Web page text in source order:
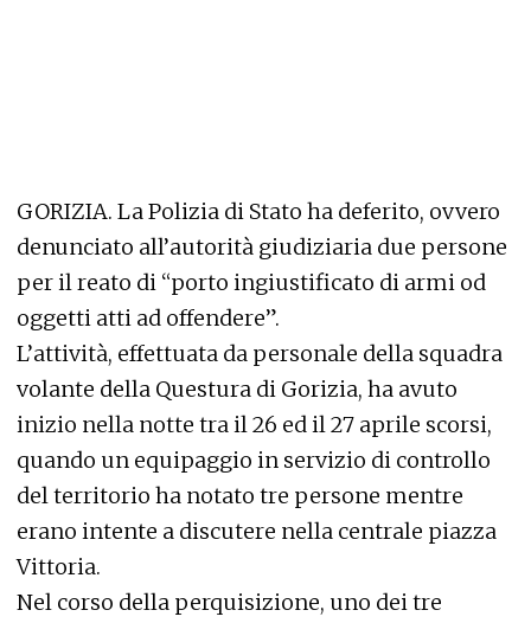
GORIZIA. La Polizia di Stato ha deferito, ovvero
denunciato all’autorità giudiziaria due persone
per il reato di “porto ingiustificato di armi od
oggetti atti ad offendere”.
L’attività, effettuata da personale della squadra
volante della Questura di Gorizia, ha avuto
inizio nella notte tra il 26 ed il 27 aprile scorsi,
quando un equipaggio in servizio di controllo
del territorio ha notato tre persone mentre
erano intente a discutere nella centrale piazza
Vittoria.
Nel corso della perquisizione, uno dei tre